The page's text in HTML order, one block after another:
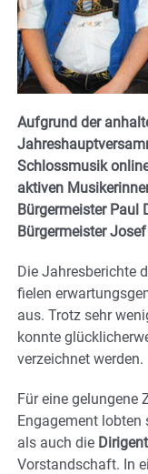
Aufgrund der
Schlossmusik
aktiven
Bürgermeister Paul
Bürgermeister
Die Jahresberichte
fielen
aus. Trotz sehr
konnte
verzeichnet werden.
Für eine gelungene
Engagement lobten
als auch die
Vorstandschaft. In